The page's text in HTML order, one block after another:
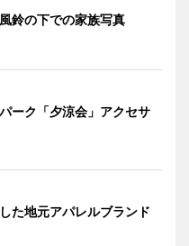
鈴の下での家族写真
ーク「夕涼会」アクセサ
た地元アパレルブランド